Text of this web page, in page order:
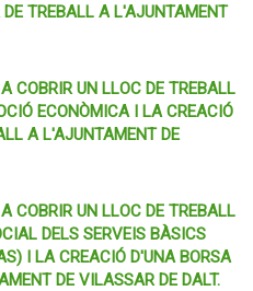
TREBALL A L'AJUNTAMENT
COBRIR UN LLOC DE TREBALL
ECONÒMICA I LA CREACIÓ
A L'AJUNTAMENT DE
COBRIR UN LLOC DE TREBALL
DELS SERVEIS BÀSICS
I LA CREACIÓ D'UNA BORSA
DE VILASSAR DE DALT.